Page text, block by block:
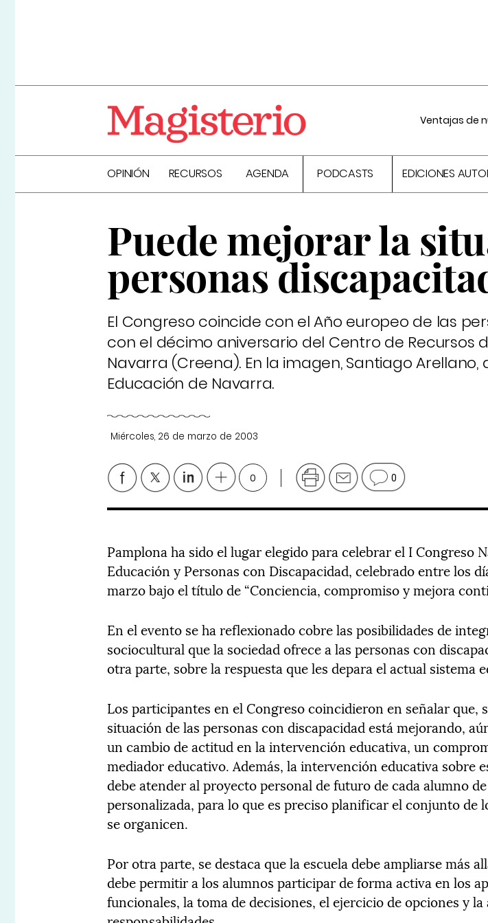
Ventajas de
OPINIÓN RECURSOS AGENDA PODCASTS EDICIONES
Puede mejorar la
personas
El Congreso coincide con el Año europeo de las
con el décimo aniversario del Centro de Recursos
Navarra (Creena). En la imagen, Santiago
Educación de Navarra.
Miércoles, 26 de marzo de 2003
0 0
Pamplona ha sido el lugar elegido para celebrar el I Congreso
Educación y Personas con Discapacidad, celebrado entre los
marzo bajo el título de “Conciencia, compromiso y mejora
En el evento se ha reflexionado cobre las posibilidades de
sociocultural que la sociedad ofrece a las personas con
otra parte, sobre la respuesta que les depara el actual sistema
Los participantes en el Congreso coincidieron en señalar que,
situación de las personas con discapacidad está mejorando,
un cambio de actitud en la intervención educativa, un
mediador educativo. Además, la intervención educativa sobre
debe atender al proyecto personal de futuro de cada alumno
personalizada, para lo que es preciso planificar el conjunto de
se organicen.
Por otra parte, se destaca que la escuela debe ampliarse más
debe permitir a los alumnos participar de forma activa en los
funcionales, la toma de decisiones, el ejercicio de opciones y